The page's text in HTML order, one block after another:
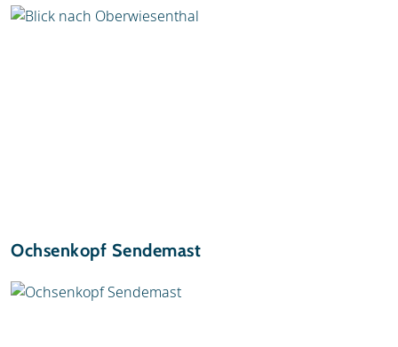
Ochsenkopf Sendemast